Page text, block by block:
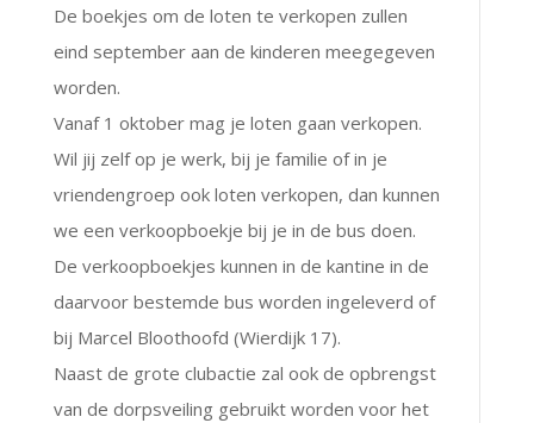
De boekjes om de loten te verkopen zullen
eind september aan de kinderen meegegeven
worden.
Vanaf 1 oktober mag je loten gaan verkopen.
Wil jij zelf op je werk, bij je familie of in je
vriendengroep ook loten verkopen, dan kunnen
we een verkoopboekje bij je in de bus doen.
De verkoopboekjes kunnen in de kantine in de
daarvoor bestemde bus worden ingeleverd of
bij Marcel Bloothoofd (Wierdijk 17).
Naast de grote clubactie zal ook de opbrengst
van de dorpsveiling gebruikt worden voor het